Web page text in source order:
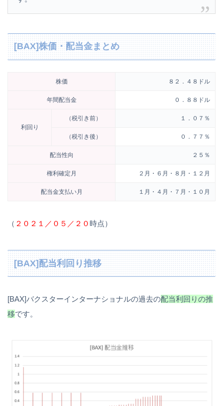
[BAX]株価・配当金まとめ
株価 ８２．４８ドル
年間配当金 ０．８８ドル
利回り
（税引き前） １．０７％
（税引き後） ０．７７％
配当性向 ２５％
権利確定月 ２月・６月・８月・１２月
配当金支払い月 １月・４月・７月・１０月
（ ２０２１／０５／２０時点）
[BAX]配当利回り推移
[BAX]バクスターインターナショナルの過去の配当利回りの推
移です。